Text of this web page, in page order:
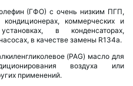
(ГФО) с очень низким ПГП,
коммерческих и
в конденсаторах,
в качестве замены R134a.
(PAG) масло для
воздуха или
применений.